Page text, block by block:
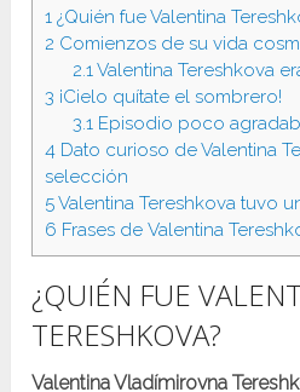
1 ¿Quién fue Valentina
2 Comienzos de su vida
2.1Valentina Tereshkova
3 ¡Cielo quítate el sombrero!
3.1Episodio poco
4 Dato curioso de Valentina
selección
5Valentina Tereshkova tuvo
6 Frases de Valentina
¿QUIÉN FUE
TERESHKOVA?
Valentina Vladímirovna